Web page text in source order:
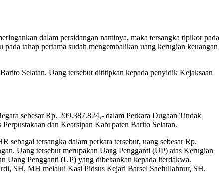
dalam persidangan nantinya, maka tersangka tipikor pada
tahap pertama sudah mengembalikan uang kerugian keuangan
Selatan. Uang tersebut dititipkan kepada penyidik Kejaksaan
sebesar Rp. 209.387.824,- dalam Perkara Dugaan Tindak
dan Kearsipan Kabupaten Barito Selatan.
sebagai tersangka dalam perkara tersebut, uang sebesar Rp.
Uang tersebut merupakan Uang Pengganti (UP) atas Kerugian
Uang Pengganti (UP) yang dibebankan kepada lterdakwa.
SH, MH melalui Kasi Pidsus Kejari Barsel Saefullahnur, SH.